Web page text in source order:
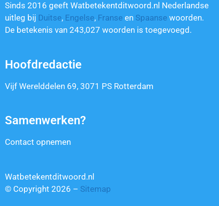
Sinds 2016 geeft Watbetekentditwoord.nl Nederlandse
uitleg bij Duitse, Engelse, Franse en Spaanse woorden.
De betekenis van 243,027 woorden is toegevoegd.
Hoofdredactie
Vijf Werelddelen 69, 3071 PS Rotterdam
Samenwerken?
Contact opnemen
Watbetekentditwoord.nl
© Copyright 2026 – Sitemap